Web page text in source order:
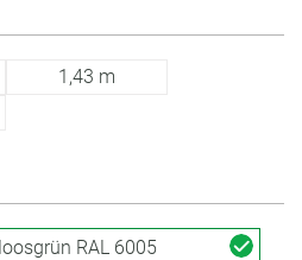
1,43 m
RAL 6005